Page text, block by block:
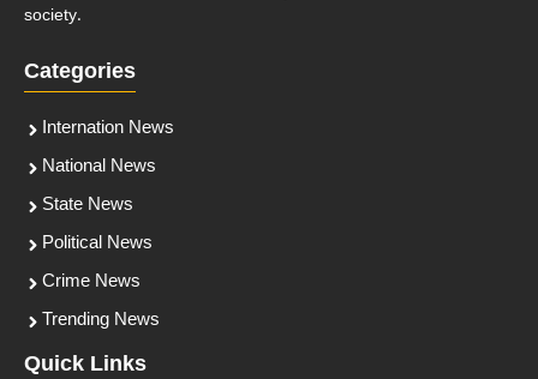
society.
Categories
Internation News
National News
State News
Political News
Crime News
Trending News
Quick Links